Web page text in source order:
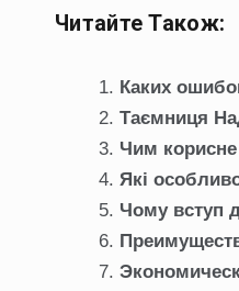
Читайте Також:
Каких
Таємниця
Чим корисне
Які
Чому вступ